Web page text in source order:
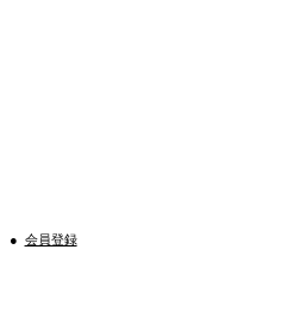
会員登録